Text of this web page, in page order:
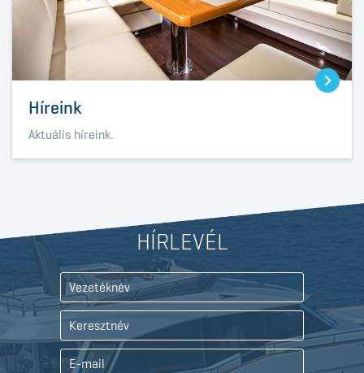
Híreink
Aktuális híreink.
HÍRLEVÉL